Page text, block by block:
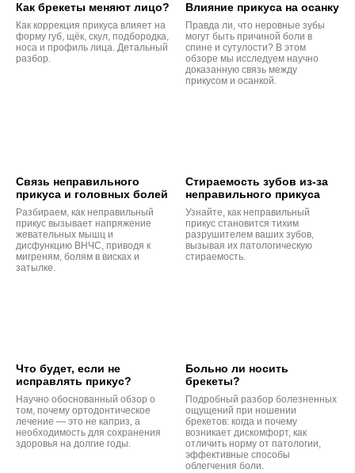
Как брекеты меняют лицо?
Как коррекция прикуса влияет на
форму губ, щёк, скул, подбородка,
носа и профиль лица. Детальный
разбор.
Влияние прикуса на осанку
Правда ли, что неровные зубы
могут быть причиной боли в
спине и сутулости? В этом
обзоре мы исследуем научно
доказанную связь между
прикусом и осанкой.
Связь неправильного
прикуса и головных болей
Разбираем, как неправильный
прикус вызывает напряжение
жевательных мышц и
дисфункцию ВНЧС, приводя к
мигреням, болям в висках и
затылке.
Стираемость зубов из-за
неправильного прикуса
Узнайте, как неправильный
прикус становится тихим
разрушителем ваших зубов,
вызывая их патологическую
стираемость.
Что будет, если не
исправлять прикус?
Научно обоснованный обзор о
том, почему ортодонтическое
лечение — это не каприз, а
необходимость для сохранения
здоровья на долгие годы.
Больно ли носить
брекеты?
Подробный разбор болезненных
ощущений при ношении
брекетов: когда и почему
возникает дискомфорт, как
отличить норму от патологии,
эффективные способы
облегчения боли.